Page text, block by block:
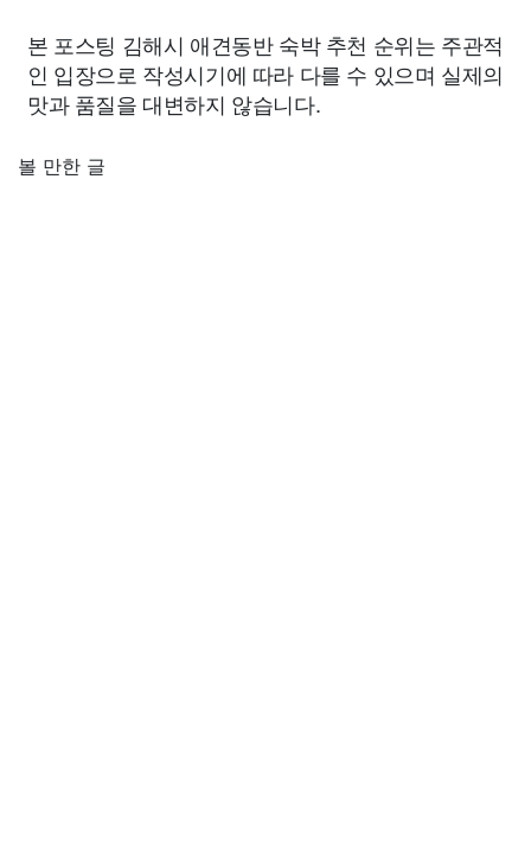
본 포스팅 김해시 애견동반 숙박 추천 순위는 주관적
인 입장으로 작성시기에 따라 다를 수 있으며 실제의
맛과 품질을 대변하지 않습니다.
볼 만한 글